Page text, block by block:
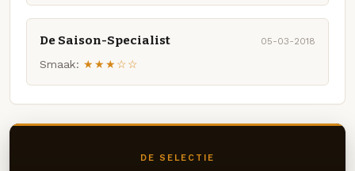
De Saison-Specialist 05-03-2018
Smaak: ★★★☆☆
DE SELECTIE